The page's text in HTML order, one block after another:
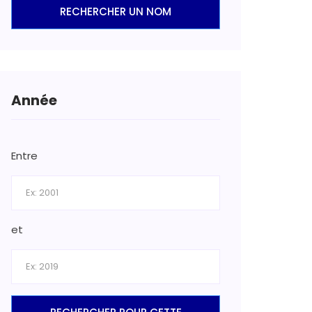
RECHERCHER UN NOM
Année
Entre
et